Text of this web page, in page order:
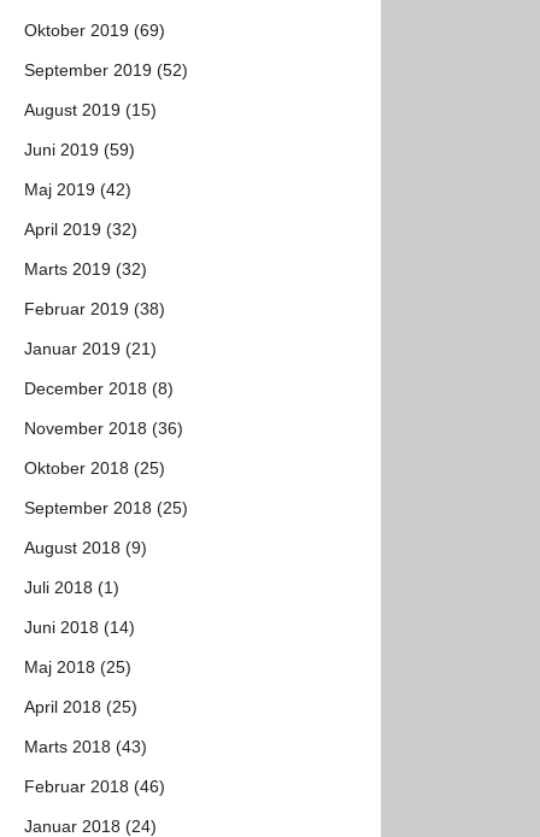
Oktober 2019 (69)
September 2019 (52)
August 2019 (15)
Juni 2019 (59)
Maj 2019 (42)
April 2019 (32)
Marts 2019 (32)
Februar 2019 (38)
Januar 2019 (21)
December 2018 (8)
November 2018 (36)
Oktober 2018 (25)
September 2018 (25)
August 2018 (9)
Juli 2018 (1)
Juni 2018 (14)
Maj 2018 (25)
April 2018 (25)
Marts 2018 (43)
Februar 2018 (46)
Januar 2018 (24)